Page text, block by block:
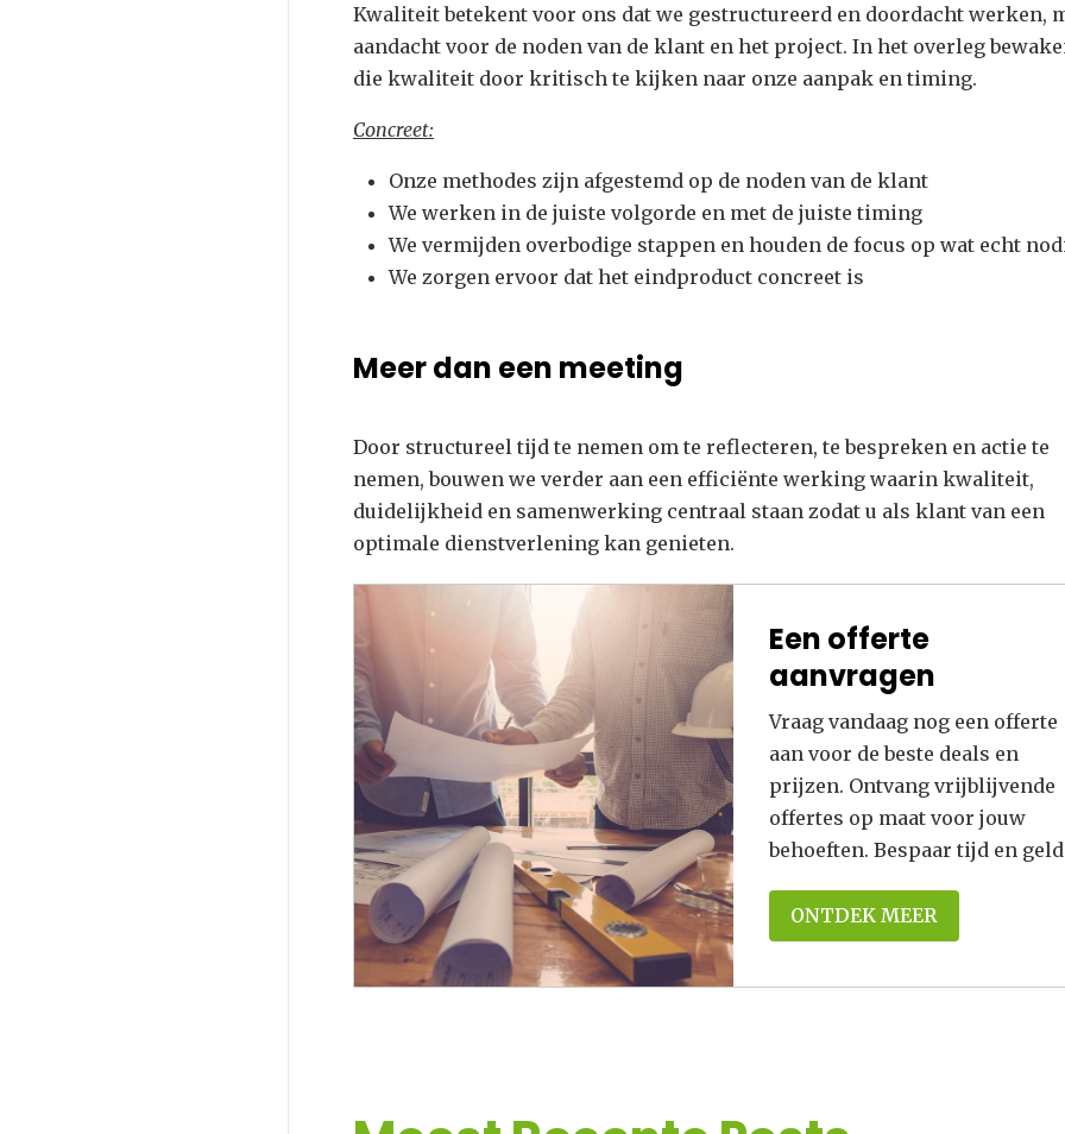
Kwaliteit betekent voor ons dat we gestructureerd en doordacht werken,
aandacht voor de noden van de klant en het project. In het overleg
die kwaliteit door kritisch te kijken naar onze aanpak en timing.
Concreet:
Onze methodes zijn afgestemd op de noden van de klant
We werken in de juiste volgorde en met de juiste timing
We vermijden overbodige stappen en houden de focus op wat echt
We zorgen ervoor dat het eindproduct concreet is
Meer dan een meeting
Door structureel tijd te nemen om te reflecteren, te bespreken en actie te
nemen, bouwen we verder aan een efficiënte werking waarin kwaliteit,
duidelijkheid en samenwerking centraal staan zodat u als klant van een
optimale dienstverlening kan genieten.
Een offerte
aanvragen
Vraag vandaag nog een offerte
aan voor de beste deals en
prijzen. Ontvang vrijblijvende
offertes op maat voor jouw
behoeften. Bespaar tijd en
ONTDEK MEER